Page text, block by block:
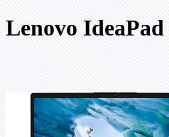
Lenovo